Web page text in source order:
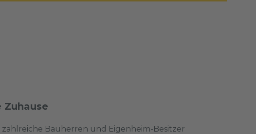
Zuhause
Bauherren und Eigenheim-Besitzer